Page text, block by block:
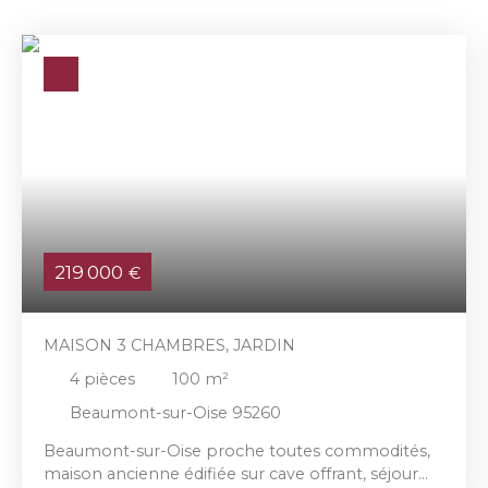
219 000 €
MAISON 3 CHAMBRES, JARDIN
4 pièces 100 m²
Beaumont-sur-Oise 95260
Beaumont-sur-Oise proche toutes commodités,
maison ancienne édifiée sur cave offrant, séjour